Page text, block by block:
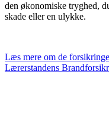
den økonomiske tryghed,
skade eller en ulykke.
Læs mere om de
Lærerstandens